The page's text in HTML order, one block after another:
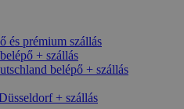
és prémium szállás
+ szállás
belépő + szállás
+ szállás